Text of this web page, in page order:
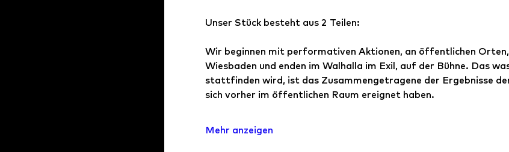
Unser Stück besteht aus 2 Teilen:
Wir beginnen mit performativen Aktionen, an öffentlichen
Wiesbaden und enden im Walhalla im Exil, auf der Bühne. Das
stattfinden wird, ist das Zusammengetragene der Ergebnisse
sich vorher im öffentlichen Raum ereignet haben.
Mehr anzeigen